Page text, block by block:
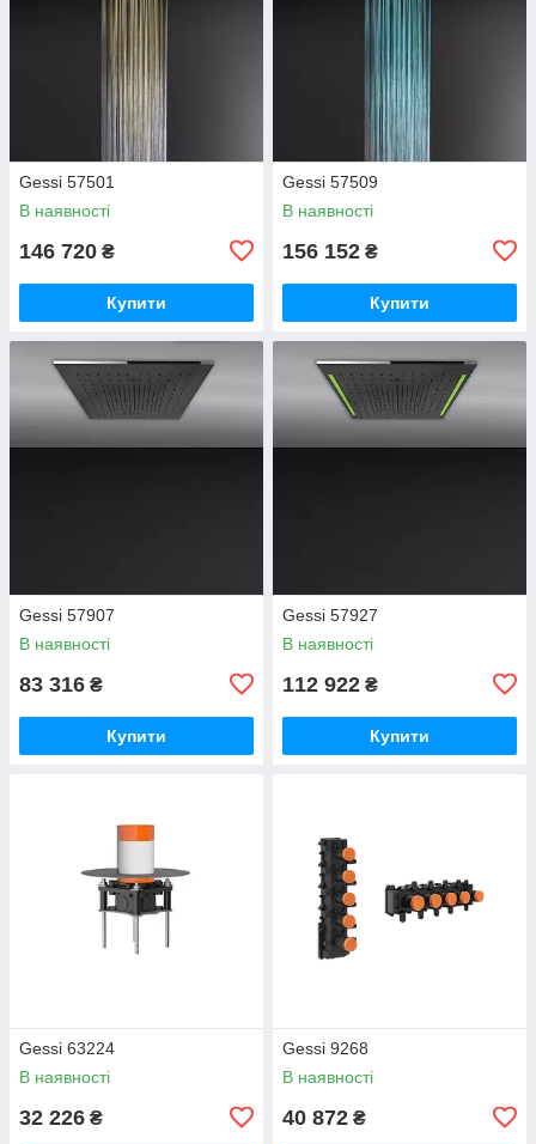
Gessi 57501
В наявності
146 720 ₴
Купити
Gessi 57509
В наявності
156 152 ₴
Купити
Gessi 57907
В наявності
83 316 ₴
Купити
Gessi 57927
В наявності
112 922 ₴
Купити
Gessi 63224
В наявності
32 226 ₴
Gessi 9268
В наявності
40 872 ₴